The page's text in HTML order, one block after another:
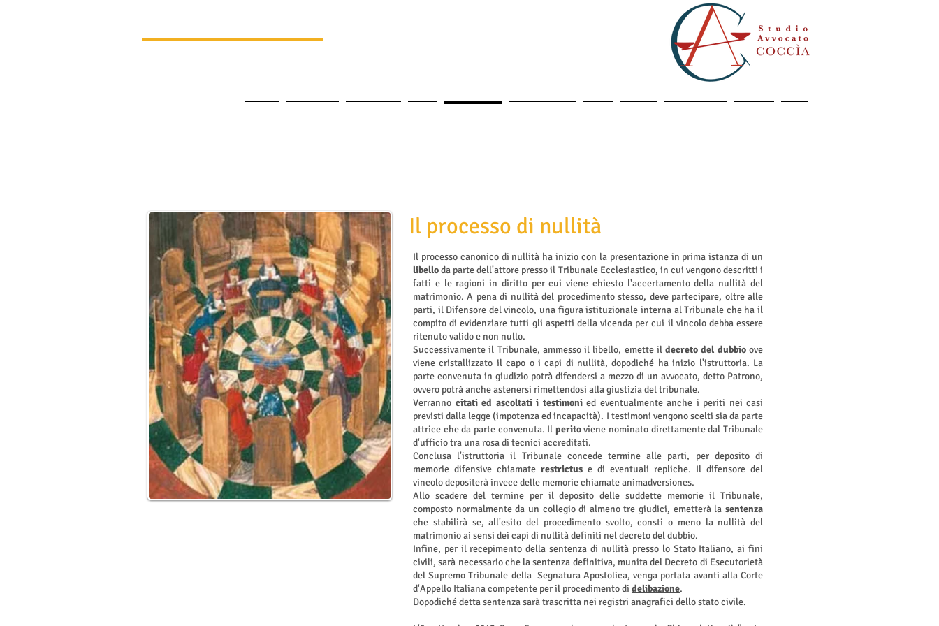
Il processo di nullità
Il processo canonico di nullità ha inizio con la presentazione in prima istanza di un
libelloda parte dell'attore presso il Tribunale Ecclesiastico, in cui vengono descritti i
fatti e le ragioni in diritto per cui viene chiesto l'accertamento della nullità del
matrimonio. A pena di nullità del procedimento stesso, deve partecipare, oltre alle
parti, il Difensore del vincolo, una figura istituzionale interna al Tribunale che ha il
compito di evidenziare tutti gli aspetti della vicenda per cui il vincolo debba essere
ritenuto valido e non nullo.
Successivamente il Tribunale, ammesso il libello, emette ildecreto del dubbioove
viene cristallizzato il capo o i capi di nullità, dopodiché ha inizio l'istruttoria. La
parte convenuta in giudizio potrà difendersi a mezzo di un avvocato, detto Patrono,
ovvero potrà anche astenersi rimettendosi alla giustizia del tribunale.
Verranno citati ed ascoltati i testimoni ed eventualmente anche i periti nei casi
previsti dalla legge (impotenza ed incapacità). I testimoni vengono scelti sia da parte
attrice che da parte convenuta. Il peritoviene nominato direttamente dal Tribunale
d'ufficio tra una rosa di tecnici accreditati.
Conclusa l'istruttoria il Tribunale concede termine alle parti, per deposito di
memorie difensive chiamate restrictus e di eventuali repliche. Il difensore del
vincolo depositerà invece delle memorie chiamate animadversiones.
Allo scadere del termine per il deposito delle suddette memorie il Tribunale,
composto normalmente da un collegio di almeno tre giudici, emetterà la sentenza
che stabilirà se, all'esito del procedimento svolto, consti o meno la nullità del
matrimonio ai sensi dei capi di nullità definiti nel decreto del dubbio.
Infine, per il recepimento della sentenza di nullità presso lo Stato Italiano, ai fini
civili, sarà necessario che la sentenza definitiva, munita del Decreto di Esecutorietà
del Supremo Tribunale della Segnatura Apostolica, venga portata avanti alla Corte
d'Appello Italiana competente per il procedimento di delibazione.
Dopodiché detta sentenza sarà trascritta nei registri anagrafici dello stato civile.